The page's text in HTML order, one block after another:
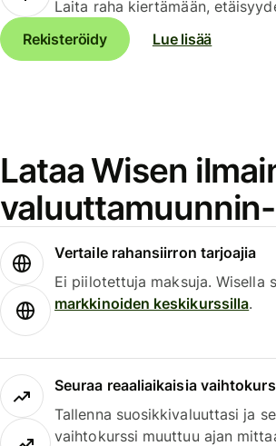
Laita raha kiertämään,
Rekisteröidy
Lue lisää
Lataa Wisen
Vertaile rahansiirron tarjoajia
Ei piilotettuja maksuja. Wisella
markkinoiden keskikurssilla.
Seuraa reaaliaikaisia
Tallenna suosikkivaluuttasi ja
vaihtokurssi muuttuu ajan